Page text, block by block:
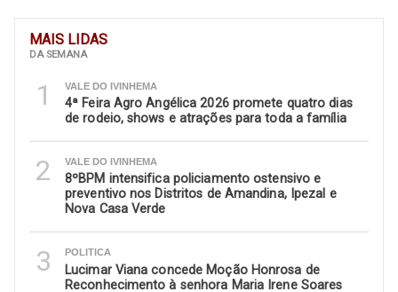
MAIS LIDAS
DA SEMANA
1 VALE DO IVINHEMA
4ª Feira Agro Angélica 2026 promete quatro dias
de rodeio, shows e atrações para toda a família
2 VALE DO IVINHEMA
8ºBPM intensifica policiamento ostensivo e
preventivo nos Distritos de Amandina, Ipezal e
Nova Casa Verde
3 POLITICA
Lucimar Viana concede Moção Honrosa de
Reconhecimento à senhora Maria Irene Soares